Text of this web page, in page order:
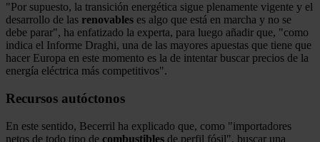
"Por supuesto, la transición energética sigue plenamente vigente y el
desarrollo de las renovables es algo que está en marcha y no se
debe parar", ha enfatizado la experta, para luego añadir que, "como
indica el Informe Draghi, una de las mayores apuestas que tiene que
hacer Europa en este momento es la de intentar buscar precios de la
energía eléctrica más competitivos".
Recursos autóctonos
En este sentido, Becerril ha explicado que, como "importadores
netos de todo tipo de combustibles de perfil fósil", buscar una